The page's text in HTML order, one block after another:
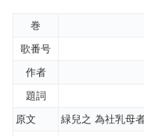
巻
歌番号
作者
題詞
原文
緑兒之 為社乳母